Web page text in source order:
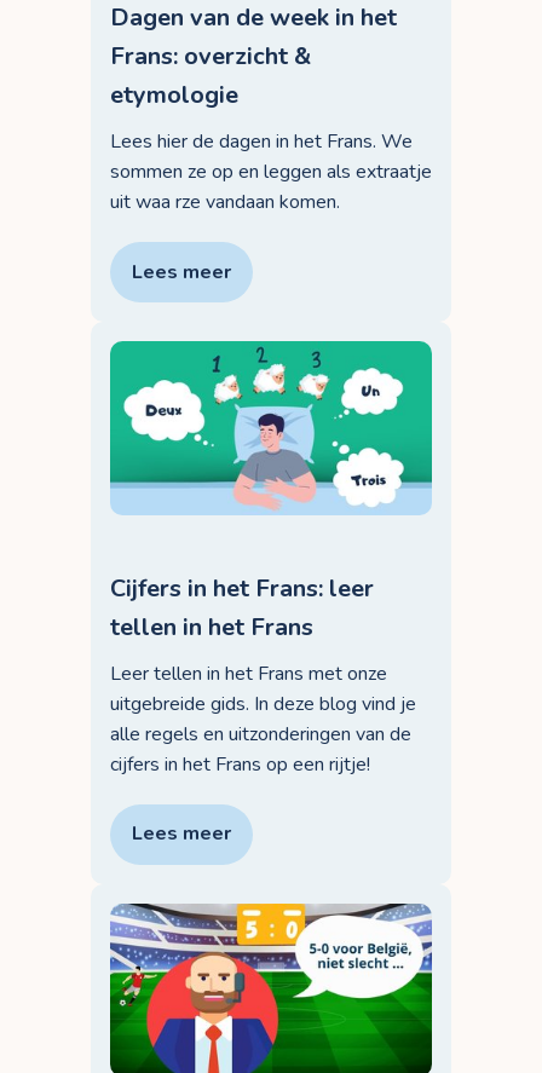
Dagen van de week in het
Frans: overzicht &
etymologie
Lees hier de dagen in het Frans. We
sommen ze op en leggen als extraatje
uit waa rze vandaan komen.
Lees meer
Cijfers in het Frans: leer
tellen in het Frans
Leer tellen in het Frans met onze
uitgebreide gids. In deze blog vind je
alle regels en uitzonderingen van de
cijfers in het Frans op een rijtje!
Lees meer